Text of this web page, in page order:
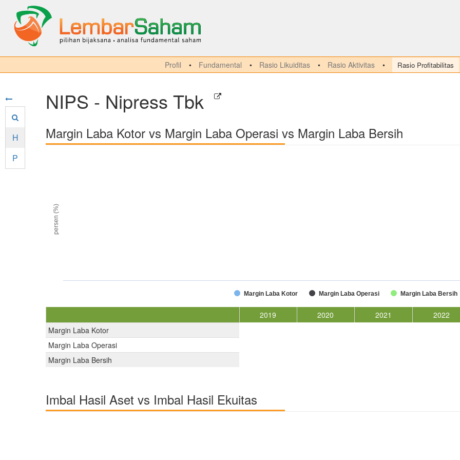
Profil Fundamental Rasio Likuiditas Rasio Aktivitas Rasio Profitabilitas
H
P
NIPS - Nipress Tbk
Margin Laba Kotor vs Margin Laba Operasi vs Margin Laba Bersih
persen (%)
Margin Laba Kotor Margin Laba Operasi Margin Laba Bersih
2019 2020 2021 2022
Margin Laba Kotor
Margin Laba Operasi
Margin Laba Bersih
Imbal Hasil Aset vs Imbal Hasil Ekuitas